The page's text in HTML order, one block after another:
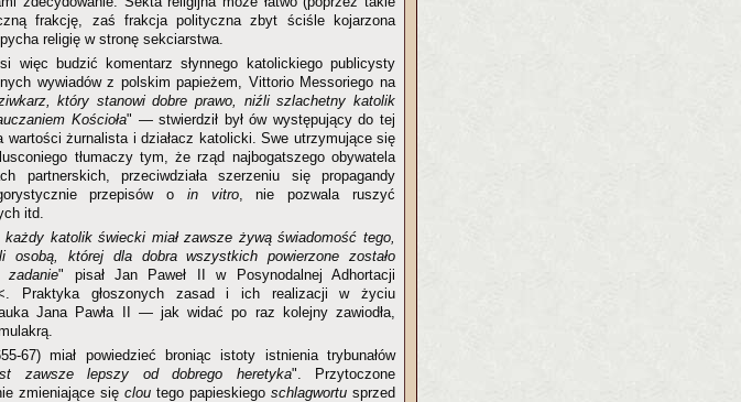
frakcję, zaś frakcja polityczna zbyt ściśle kojarzona
religię w stronę sekciarstwa.
więc budzić komentarz słynnego katolickiego publicysty
wywiadów z polskim papieżem, Vittorio Messoriego na
który stanowi dobre prawo, niźli szlachetny katolik
Kościoła" — stwierdził był ów występujący do tej
żurnalista i działacz katolicki. Swe utrzymujące się
tłumaczy tym, że rząd najbogatszego obywatela
partnerskich, przeciwdziała szerzeniu się propagandy
przepisów o in vitro, nie pozwala ruszyć
itd.
katolik świecki miał zawsze żywą świadomość tego,
osobą, której dla dobra wszystkich powierzone zostało
zadanie" pisał Jan Paweł II w Posynodalnej Adhortacji
Praktyka głoszonych zasad i ich realizacji w życiu
Jana Pawła II — jak widać po raz kolejny zawiodła,
67) miał powiedzieć broniąc istoty istnienia trybunałów
zawsze lepszy od dobrego heretyka". Przytoczone
zmieniające się clou tego papieskiego schlagwortu sprzed